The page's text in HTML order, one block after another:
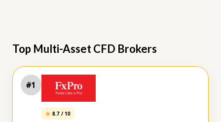
Top Multi-Asset CFD Brokers
#1
8.7 / 10